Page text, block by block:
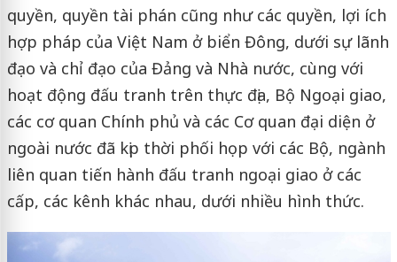
quyền, quyền tài phán cũng như các quyền, lợi ích
hợp pháp của Việt Nam ở biển Đông, dưới sự lãnh
đạo và chỉ đạo của Đảng và Nhà nước, cùng với
hoạt động đấu tranh trên thực địa, Bộ Ngoại giao,
các cơ quan Chính phủ và các Cơ quan đại diện ở
ngoài nước đã kịp thời phối họp với các Bộ, ngành
liên quan tiến hành đấu tranh ngoại giao ở các
cấp, các kênh khác nhau, dưới nhiều hình thức.